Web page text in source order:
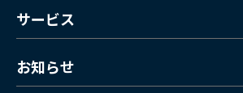
サービス
お知らせ